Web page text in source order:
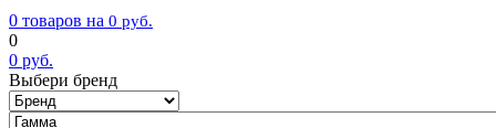
0 товаров на 0 руб.
0
0 руб.
Выбери бренд